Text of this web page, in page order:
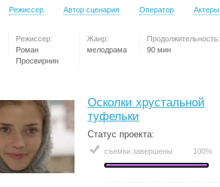
Режиссер Автор сценария Оператор Актеры
Режиссер:
Роман
Просвирнин
Жанр:
мелодрама
Продолжительность:
90 мин
Осколки хрустальной
туфельки
Статус проекта:
съемки завершены 100%